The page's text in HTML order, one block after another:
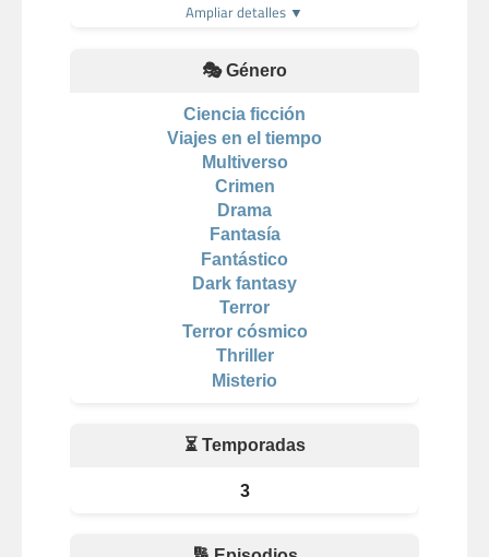
Ampliar detalles ▼
🎭 Género
Ciencia ficción
Viajes en el tiempo
Multiverso
Crimen
Drama
Fantasía
Fantástico
Dark fantasy
Terror
Terror cósmico
Thriller
Misterio
⏳ Temporadas
3